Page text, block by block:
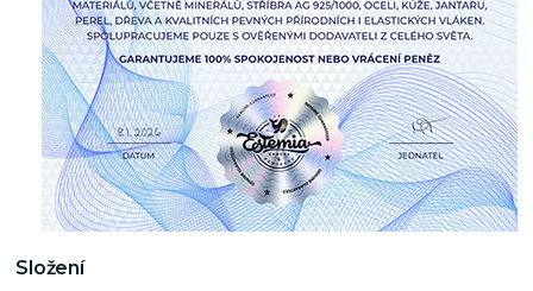
Složení